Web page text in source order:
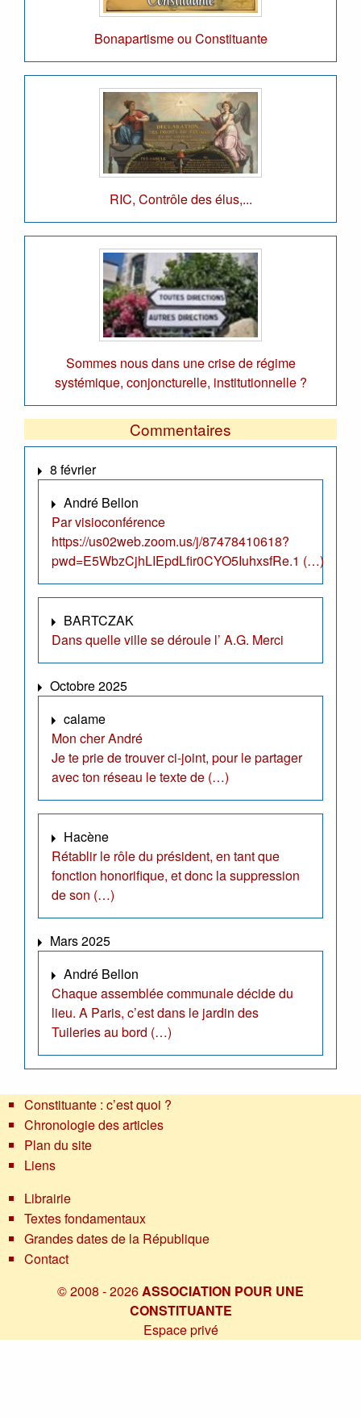
Bonapartisme ou Constituante
RIC, Contrôle des élus,...
Sommes nous dans une crise de régime
systémique, conjoncturelle, institutionnelle ?
Commentaires
8 février
André Bellon
Par visioconférence
https://us02web.zoom.us/j/87478410618?
pwd=E5WbzCjhLIEpdLfir0CYO5IuhxsfRe.1 (…)
BARTCZAK
Dans quelle ville se déroule l’ A.G. Merci
Octobre 2025
calame
Mon cher André
Je te prie de trouver ci-joint, pour le partager
avec ton réseau le texte de (…)
Hacène
Rétablir le rôle du président, en tant que
fonction honorifique, et donc la suppression
de son (…)
Mars 2025
André Bellon
Chaque assemblée communale décide du
lieu. A Paris, c’est dans le jardin des
Tuileries au bord (…)
Constituante : c’est quoi ?
Chronologie des articles
Plan du site
Liens
Librairie
Textes fondamentaux
Grandes dates de la République
Contact
© 2008 - 2026ASSOCIATION POUR UNE
CONSTITUANTE
Espace privé